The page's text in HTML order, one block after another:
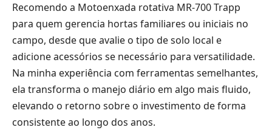
Recomendo a Motoenxada rotativa MR-700 Trapp
para quem gerencia hortas familiares ou iniciais no
campo, desde que avalie o tipo de solo local e
adicione acessórios se necessário para versatilidade.
Na minha experiência com ferramentas semelhantes,
ela transforma o manejo diário em algo mais fluido,
elevando o retorno sobre o investimento de forma
consistente ao longo dos anos.